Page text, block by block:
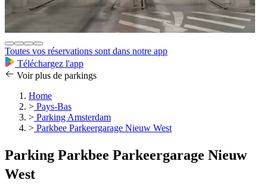
Toutes vos réservations sont dans notre app
Téléchargez l'app
Voir plus de parkings
Home
> Pays-Bas
> Parking Amsterdam
> Parkbee Parkeergarage Nieuw West
Parking Parkbee Parkeergarage Nieuw
West